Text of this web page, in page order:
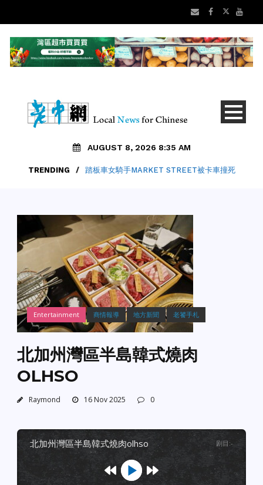
AUGUST 8, 2026 8:35 AM
TRENDING / 踏板車女騎手MARKET STREET被卡車撞死
Entertainment 商情報導 地方新聞 老饕手札
北加州灣區半島韓式燒肉
OLHSO
Raymond 16 Nov 2025 0
北加州灣區半島韓式燒肉olhso 剧目 :-